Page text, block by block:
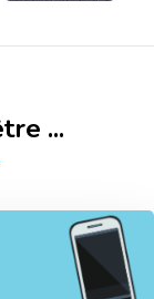
...